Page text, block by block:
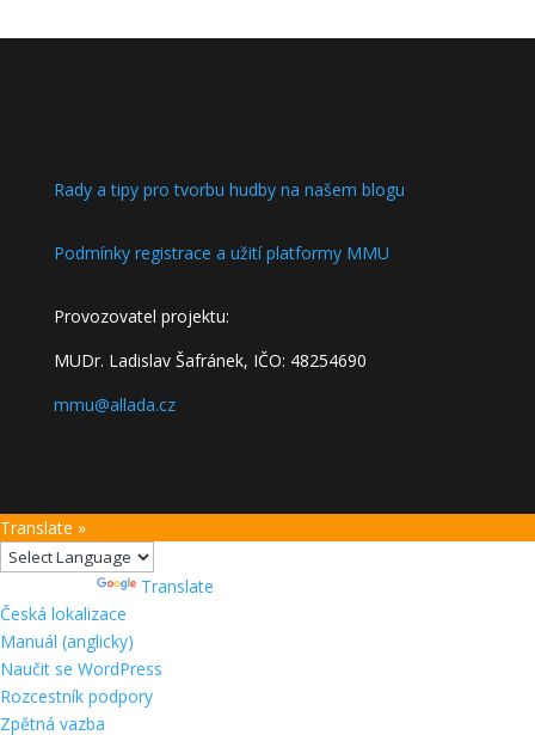
Rady a tipy pro tvorbu hudby na našem blogu
Podmínky registrace a užití platformy MMU
Provozovatel projektu:
MUDr. Ladislav Šafránek, IČO: 48254690
mmu@allada.cz
Translate »
Translate
O
WordPressu
Česká lokalizace
Manuál (anglicky)
Naučit se WordPress
Rozcestník podpory
Zpětná vazba